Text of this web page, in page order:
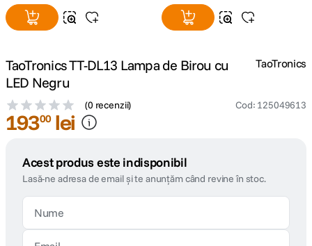
TaoTronics TT-DL13 Lampa de Birou cu
LED Negru
(0 recenzii) Cod: 125049613
TaoTronics
19300 lei
Acest produs este indisponibil
Lasă-ne adresa de email și te anunțăm când revine în stoc.